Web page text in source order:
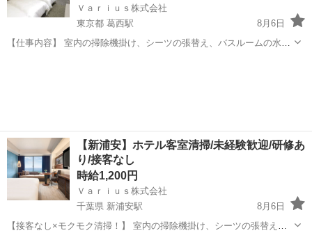
Ｖａｒｉｕｓ株式会社
東京都 葛西駅
8月6日
【仕事内容】 室内の掃除機掛け、シーツの張替え、バスルームの水滴
【新浦安】ホテル客室清掃/未経験歓迎/研修あ
り/接客なし
時給1,200円
Ｖａｒｉｕｓ株式会社
千葉県 新浦安駅
8月6日
【接客なし×モクモク清掃！】 室内の掃除機掛け、シーツの張替え、